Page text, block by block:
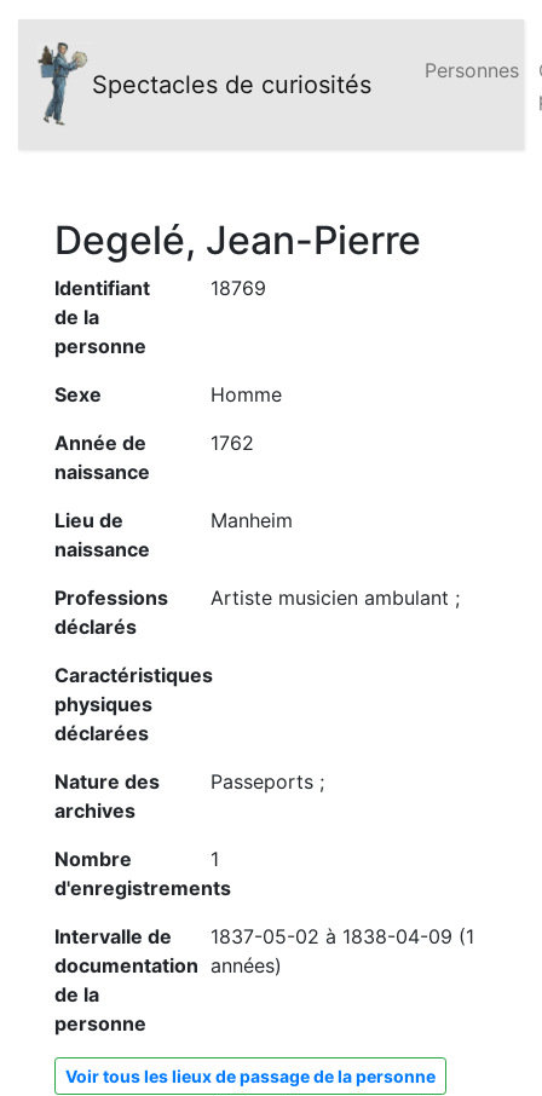
Spectacles de curiosités Personnes
Degelé, Jean-Pierre
Identifiant
de la
personne
18769
Sexe
Homme
Année de
naissance
1762
Lieu de
naissance
Manheim
Professions
déclarés
Artiste musicien ambulant ;
Caractéristiques
physiques
déclarées
Nature des
archives
Passeports ;
Nombre
d'enregistrements
1
Intervalle de
documentation
de la
personne
1837-05-02 à 1838-04-09 (1
années)
Voir tous les lieux de passage de la personne